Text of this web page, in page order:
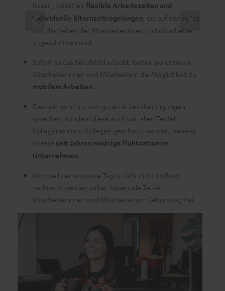
lassen, bietet wirflexible Arbeitszeiten und
individuelle Elternzeitregelungen , die auf den Alltag
und das Leben der Mitarbeiterinnen und Mitarbeiter
zugeschnitten sind.
Sofern es das Berufsbild erlaubt, bieten wir unseren
Mitarbeiterinnen und Mitarbeitern die Möglichkeit zu
mobilem Arbeiten
Dass wir nicht nur von guten Arbeitsbedingungen
sprechen, sondern diese auch von allen Teufel
Kolleginnen und Kollegen geschätzt werden, beweist
unsere seit Jahren niedrige Fluktuation im
Unternehmen
Und weil der schönste Tag im Jahr nicht im Büro
verbracht werden sollte, haben alle Teufel
Mitarbeiterinnen und Mitarbeiter am Geburtstag frei.